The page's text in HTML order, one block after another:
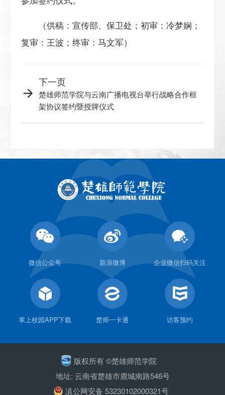
（供稿：宣传部、保卫处；初审：冷梦娴；
复审：王波；终审：马文军）
下一页
楚雄师范学院与云南广播电视台举行战略合作框
架协议签约暨授牌仪式
微信公众号 新浪微博 企业微信扫码关注
掌上校园APP下载 楚师一卡通 访客预约
版权所有 ©楚雄师范学院
地址: 云南省楚雄市鹿城南路546号
滇公网安备 53230102000321号